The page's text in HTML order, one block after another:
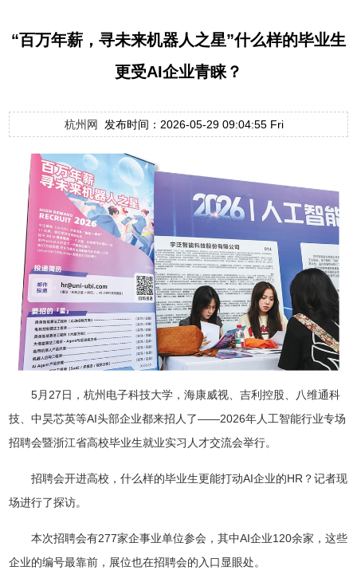
“百万年薪，寻未来机器人之星”什么样的毕业生
更受AI企业青睐？
杭州网 发布时间：2026-05-29 09:04:55 Fri
5月27日，杭州电子科技大学，海康威视、吉利控股、八维通科
技、中昊芯英等AI头部企业都来招人了——2026年人工智能行业专场
招聘会暨浙江省高校毕业生就业实习人才交流会举行。
招聘会开进高校，什么样的毕业生更能打动AI企业的HR？记者现
场进行了探访。
本次招聘会有277家企事业单位参会，其中AI企业120余家，这些
企业的编号最靠前，展位也在招聘会的入口显眼处。